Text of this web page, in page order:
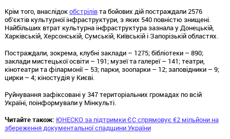
Крім того, внаслідокобстрілівта бойових дій постраждали 2576
об’єктів культурної інфраструктури, з яких 540 повністю знищені.
Найбільших втрат культурна інфраструктура зазнала у Донецькій,
Харківській, Херсонській, Сумській, Київській і Запорізькій областях.
Постраждали, зокрема, клубні заклади – 1275; бібліотеки – 890;
заклади мистецької освіти – 191; музеї та галереї – 141; театри,
кінотеатри та філармонії – 53; парки, зоопарки – 12; заповідники – 9;
цирки – 4; кіностудія у Києві.
Руйнування зафіксовані у 347 територіальних громадах по всій
Україні, поінформували у Мінкульті.
Читайте також: ЮНЕСКО за підтримки ЄС спрямовує €2 мільйони на
збереження документальної спадщини України